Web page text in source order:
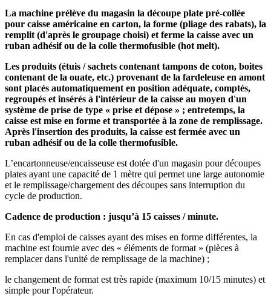
La machine prélève du magasin la découpe plate pré-collée
pour caisse américaine en carton, la forme (pliage des rabats), la
remplit (d'après le groupage choisi) et ferme la caisse avec un
ruban adhésif ou de la colle thermofusible (hot melt).
Les produits (étuis / sachets contenant tampons de coton, boites
contenant de la ouate, etc.) provenant de la fardeleuse en amont
sont placés automatiquement en position adéquate, comptés,
regroupés et insérés à l'intérieur de la caisse au moyen d'un
système de prise de type « prise et dépose » ; entretemps, la
caisse est mise en forme et transportée à la zone de remplissage.
Après l'insertion des produits, la caisse est fermée avec un
ruban adhésif ou de la colle thermofusible.
L’encartonneuse/encaisseuse est dotée d'un magasin pour découpes
plates ayant une capacité de 1 mètre qui permet une large autonomie
et le remplissage/chargement des découpes sans interruption du
cycle de production.
Cadence de production : jusqu’à 15 caisses / minute.
En cas d'emploi de caisses ayant des mises en forme différentes, la
machine est fournie avec des « éléments de format » (pièces à
remplacer dans l'unité de remplissage de la machine) ;
le changement de format est très rapide (maximum 10/15 minutes) et
simple pour l'opérateur.